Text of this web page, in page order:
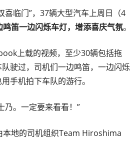
喜临门”，37辆大型汽车上周日（4
鸣笛一边闪烁车灯，增添喜庆气氛。
上载的视频，至少30辆包括拖
驶过，司机们一边鸣笛，一边闪烁
手机拍下车队的游行。
乃。一定要来看看！”
本地的司机组织Team Hiroshima